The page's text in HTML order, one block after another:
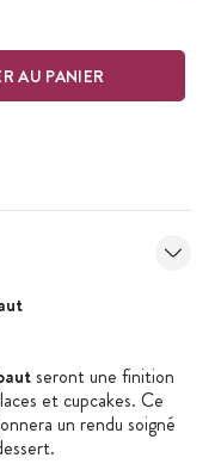
AU PANIER
seront une finition
et cupcakes. Ce
un rendu soigné